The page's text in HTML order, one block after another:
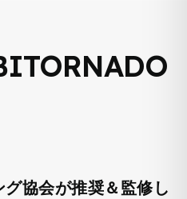
協会が推奨＆監修し